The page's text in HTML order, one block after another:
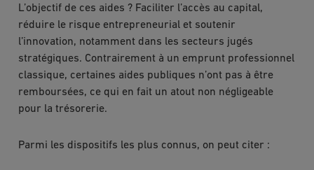
L’objectif de ces aides ? Faciliter l’accès au capital,
réduire le risque entrepreneurial et soutenir
l’innovation, notamment dans les secteurs jugés
stratégiques. Contrairement à un emprunt professionnel
classique, certaines aides publiques n’ont pas à être
remboursées, ce qui en fait un atout non négligeable
pour la trésorerie.
Parmi les dispositifs les plus connus, on peut citer :